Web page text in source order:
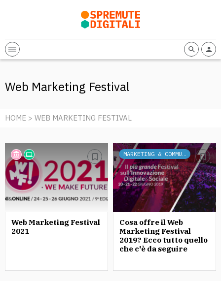
Web Marketing Festival
HOME > WEB MARKETING FESTIVAL
Web Marketing Festival
2021
MARKETING & COMMUNICATION
Cosa offre il Web
Marketing Festival
2019? Ecco tutto quello
che c'è da seguire